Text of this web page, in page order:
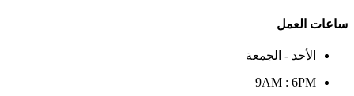
ساعات العمل
الأحد - الجمعة
9AM : 6PM